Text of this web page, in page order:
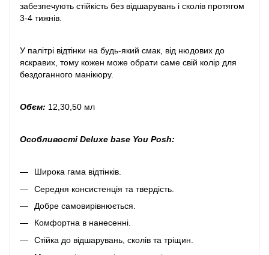
забезпечують стійкість без відшарувань і сколів протягом
3-4 тижнів.
У палітрі відтінки на будь-який смак, від нюдових до
яскравих, тому кожен може обрати саме свій колір для
бездоганного манікюру.
Обєм: 12,30,50 мл
Особливості Deluxe base You Posh:
Широка гама відтінків.
Середня консистенція та твердість.
Добре самовирівнюється.
Комфортна в нанесенні.
Стійка до відшарувань, сколів та тріщин.